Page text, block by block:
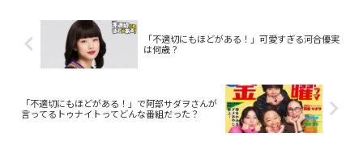
「不適切にもほどがある！」可愛すぎる河合優実
は何歳？
「不適切にもほどがある！」で阿部サダヲさんが
言ってるトゥナイトってどんな番組だった？